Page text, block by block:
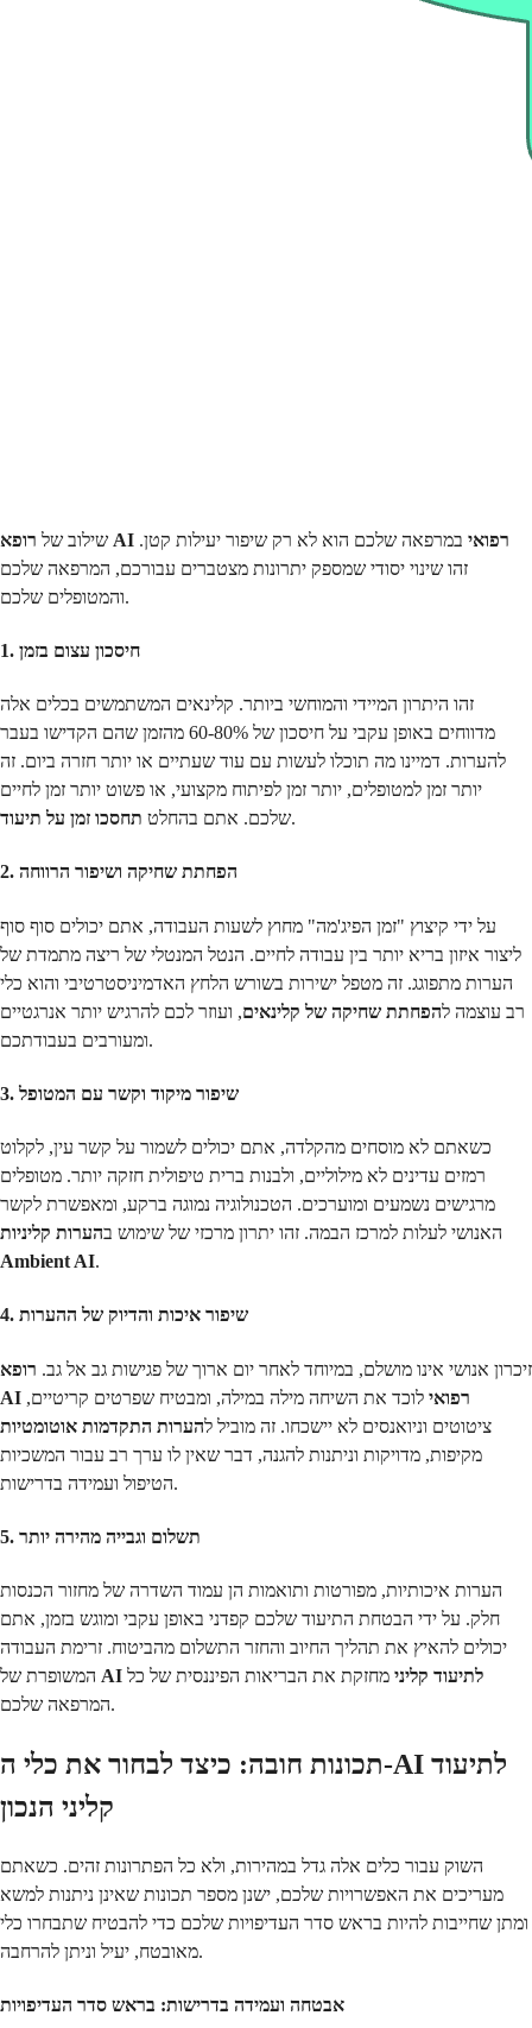
שילוב של רופא AI רפואי במרפאה שלכם הוא לא רק שיפור יעילות קטן.
זהו שינוי יסודי שמספק יתרונות מצטברים עבורכם, המרפאה שלכם
והמטופלים שלכם.
1. חיסכון עצום בזמן
זהו היתרון המיידי והמוחשי ביותר. קלינאים המשתמשים בכלים אלה
מדווחים באופן עקבי על חיסכון של 60-80% מהזמן שהם הקדישו בעבר
להערות. דמיינו מה תוכלו לעשות עם עוד שעתיים או יותר חזרה ביום. זה
יותר זמן למטופלים, יותר זמן לפיתוח מקצועי, או פשוט יותר זמן לחיים
שלכם. אתם בהחלט תחסכו זמן על תיעוד .
2. הפחתת שחיקה ושיפור הרווחה
על ידי קיצוץ "זמן הפיג'מה" מחוץ לשעות העבודה, אתם יכולים סוף סוף
ליצור איזון בריא יותר בין עבודה לחיים. הנטל המנטלי של ריצה מתמדת של
הערות מתפוגג. זה מטפל ישירות בשורש הלחץ האדמיניסטרטיבי והוא כלי
רב עוצמה להפחתת שחיקה של קלינאים, ועוזר לכם להרגיש יותר אנרגטיים
ומעורבים בעבודתכם.
3. שיפור מיקוד וקשר עם המטופל
כשאתם לא מוסחים מהקלדה, אתם יכולים לשמור על קשר עין, לקלוט
רמזים עדינים לא מילוליים, ולבנות ברית טיפולית חזקה יותר. מטופלים
מרגישים נשמעים ומוערכים. הטכנולוגיה נמוגה ברקע, ומאפשרת לקשר
האנושי לעלות למרכז הבמה. זהו יתרון מרכזי של שימוש בהערות קליניות
Ambient AI.
4. שיפור איכות והדיוק של ההערות
זיכרון אנושי אינו מושלם, במיוחד לאחר יום ארוך של פגישות גב אל גב. רופא
AI רפואי לוכד את השיחה מילה במילה, ומבטיח שפרטים קריטיים,
ציטוטים וניואנסים לא יישכחו. זה מוביל להערות התקדמות אוטומטיות
מקיפות, מדויקות וניתנות להגנה, דבר שאין לו ערך רב עבור המשכיות
הטיפול ועמידה בדרישות.
5. תשלום וגבייה מהירה יותר
הערות איכותיות, מפורטות ותואמות הן עמוד השדרה של מחזור הכנסות
חלק. על ידי הבטחת התיעוד שלכם קפדני באופן עקבי ומוגש בזמן, אתם
יכולים להאיץ את תהליך החיוב והחזר התשלום מהביטוח. זרימת העבודה
AI לתיעוד קליני מחזקת את הבריאות הפיננסית של כל
המרפאה שלכם.
תכונות חובה: כיצד לבחור את כלי ה-AI לתיעוד
קליני הנכון
השוק עבור כלים אלה גדל במהירות, ולא כל הפתרונות זהים. כשאתם
מעריכים את האפשרויות שלכם, ישנן מספר תכונות שאינן ניתנות למשא
ומתן שחייבות להיות בראש סדר העדיפויות שלכם כדי להבטיח שתבחרו כלי
מאובטח, יעיל וניתן להרחבה.
אבטחה ועמידה בדרישות: בראש סדר העדיפויות